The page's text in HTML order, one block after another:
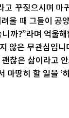
꾸짖으시며 마
울 때 그들이 공
까?”라며 억울
않은 무관심입
찮은 삶이라고
땅히 할 일을 ‘